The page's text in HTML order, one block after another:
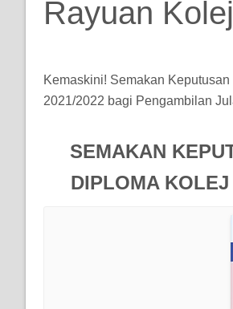
Rayuan
Kemaskini! Semakan
2021/2022 bagi Pengambilan
SEMAKAN
DIPLOMA